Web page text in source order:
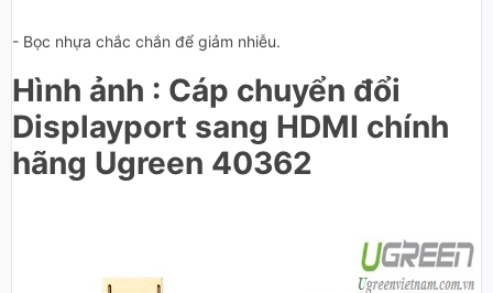
- Bọc nhựa chắc chắn để giảm nhiễu.
Hình ảnh : Cáp chuyển đổi
Displayport sang HDMI chính
hãng Ugreen 40362